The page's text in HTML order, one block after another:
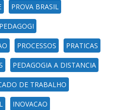
PROVA BRASIL
PROCESSOS PRATICAS
PEDAGOGIA A DISTANCIA
DE TRABALHO
INOVACAO